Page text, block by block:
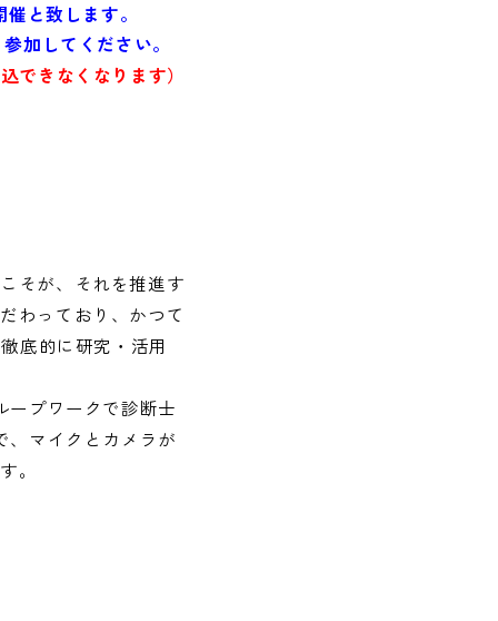
と致します。
加してください。
できなくなります）
そが、それを推進す
わっており、かつて
底的に研究・活用
ープワークで診断士
、マイクとカメラが
。